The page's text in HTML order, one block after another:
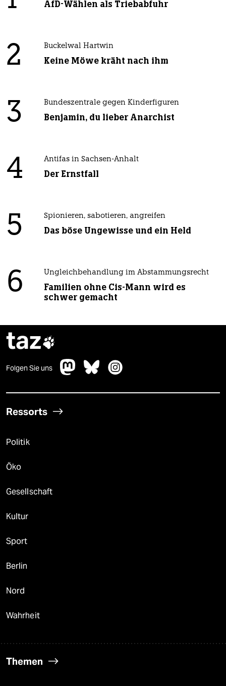
AfD-Wählen als Triebabfuhr
2 Buckelwal Hartwin
Keine Möwe kräht nach ihm
3 Bundeszentrale gegen Kinderfiguren
Benjamin, du lieber Anarchist
4 Antifas in Sachsen-Anhalt
Der Ernstfall
5 Spionieren, sabotieren, angreifen
Das böse Ungewisse und ein Held
6 Ungleichbehandlung im Abstammungsrecht
Familien ohne Cis-Mann wird es
schwer gemacht
taz
Folgen Sie uns
Ressorts
Politik
Öko
Gesellschaft
Kultur
Sport
Berlin
Nord
Wahrheit
Themen